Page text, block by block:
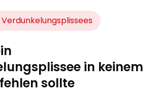
in keinem
sollte